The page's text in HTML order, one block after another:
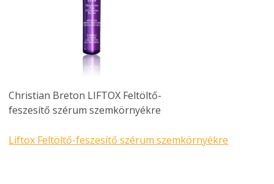
Christian Breton LIFTOX Feltöltő-
feszesítő szérum szemkörnyékre
Liftox Feltöltő-feszesítő szérum szemkörnyékre